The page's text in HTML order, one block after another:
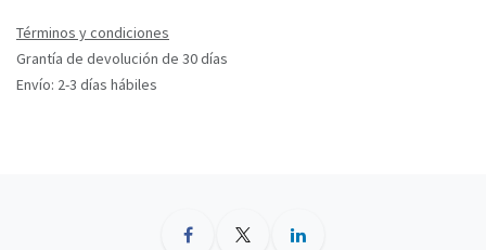
Términos y condiciones
Grantía de devolución de 30 días
Envío: 2-3 días hábiles